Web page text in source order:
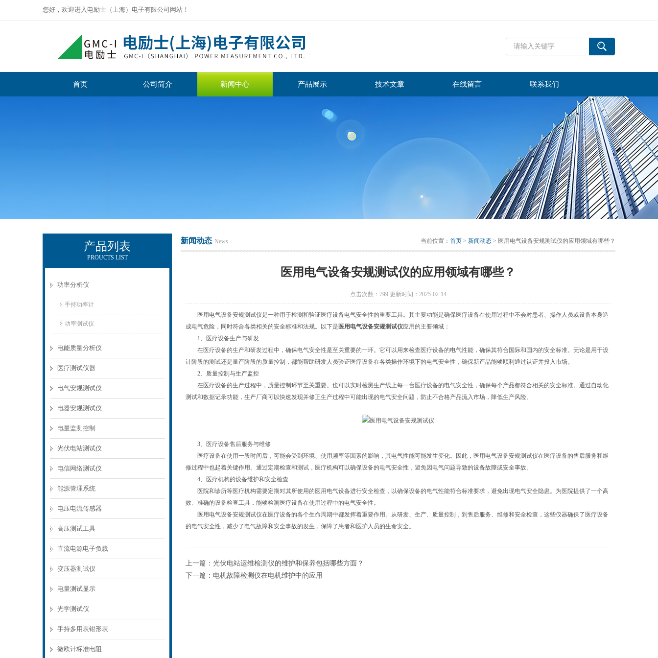
您好，欢迎进入电励士（上海）电子有限公司网站！
首页 公司简介 新闻中心 产品展示 技术文章 在线留言 联系我们
产品列表
PROUCTS LIST
功率分析仪
手持功率计
功率测试仪
电能质量分析仪
医疗测试仪器
电气安规测试仪
电器安规测试仪
电量监测控制
光伏电站测试仪
电信网络测试仪
能源管理系统
电压电流传感器
高压测试工具
直流电源电子负载
变压器测试仪
电量测试显示
光学测试仪
手持多用表钳形表
微欧计标准电阻
新闻动态 News 当前位置： 首页 > 新闻动态 > 医用电气设备安规测试仪的应用领域有哪些？
医用电气设备安规测试仪的应用领域有哪些？
点击次数：799 更新时间：2025-02-14
医用电气设备安规测试仪是一种用于检测和验证医疗设备电气安全性的重要工具。其主要功能是确保医疗设备在使用过程中不会对患者、操作人员或设备本身造
成电气危险，同时符合各类相关的安全标准和法规。以下是 医用电气设备安规测试仪应用的主要领域：
1、医疗设备生产与研发
在医疗设备的生产和研发过程中，确保电气安全性是至关重要的一环。它可以用来检查医疗设备的电气性能，确保其符合国际和国内的安全标准。无论是用于设
计阶段的测试还是量产阶段的质量控制，都能帮助研发人员验证医疗设备在各类操作环境下的电气安全性，确保新产品能够顺利通过认证并投入市场。
2、质量控制与生产监控
在医疗设备的生产过程中，质量控制环节至关重要。也可以实时检测生产线上每一台医疗设备的电气安全性，确保每个产品都符合相关的安全标准。通过自动化
测试和数据记录功能，生产厂商可以快速发现并修正生产过程中可能出现的电气安全问题，防止不合格产品流入市场，降低生产风险。
3、医疗设备售后服务与维修
医疗设备在使用一段时间后，可能会受到环境、使用频率等因素的影响，其电气性能可能发生变化。因此，医用电气设备安规测试仪在医疗设备的售后服务和维
修过程中也起着关键作用。通过定期检查和测试，医疗机构可以确保设备的电气安全性，避免因电气问题导致的设备故障或安全事故。
4、医疗机构的设备维护和安全检查
医院和诊所等医疗机构需要定期对其所使用的医用电气设备进行安全检查，以确保设备的电气性能符合标准要求，避免出现电气安全隐患。为医院提供了一个高
效、准确的设备检查工具，能够检测医疗设备在使用过程中的电气安全性。
医用电气设备安规测试仪在医疗设备的各个生命周期中都发挥着重要作用。从研发、生产、质量控制，到售后服务、维修和安全检查，这些仪器确保了医疗设备
的电气安全性，减少了电气故障和安全事故的发生，保障了患者和医护人员的生命安全。
上一篇： 光伏电站运维检测仪的维护和保养包括哪些方面？
下一篇： 电机故障检测仪在电机维护中的应用